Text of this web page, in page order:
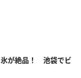
氷が絶品！ 池袋でビ